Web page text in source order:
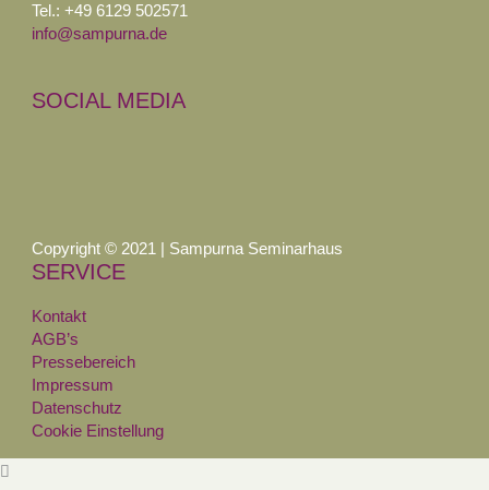
Tel.: +49 6129 502571
info@sampurna.de
SOCIAL MEDIA
Copyright © 2021 | Sampurna Seminarhaus
SERVICE
Kontakt
AGB’s
Pressebereich
Impressum
Datenschutz
Cookie Einstellung